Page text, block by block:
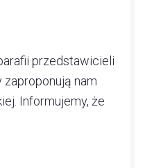
przedstawicieli
zaproponują nam
Informujemy, że